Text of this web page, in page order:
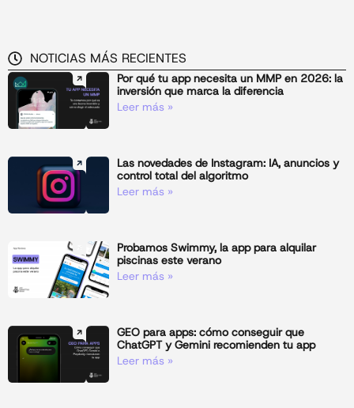
NOTICIAS MÁS RECIENTES
Por qué tu app necesita un MMP en 2026: la
inversión que marca la diferencia
Leer más »
Las novedades de Instagram: IA, anuncios y
control total del algoritmo
Leer más »
Probamos Swimmy, la app para alquilar
piscinas este verano
Leer más »
GEO para apps: cómo conseguir que
ChatGPT y Gemini recomienden tu app
Leer más »